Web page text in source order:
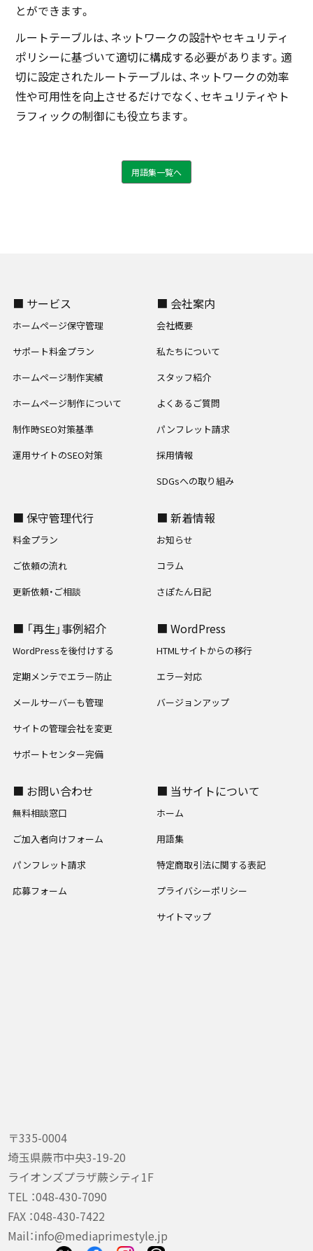
とができます。
ルートテーブルは、ネットワークの設計やセキュリティ
ポリシーに基づいて適切に構成する必要があります。適
切に設定されたルートテーブルは、ネットワークの効率
性や可用性を向上させるだけでなく、セキュリティやト
ラフィックの制御にも役立ちます。
用語集一覧へ
〒335-0004
埼玉県蕨市中央3-19-20
ライオンズプラザ蕨シティ1F
TEL ：048-430-7090
FAX ：048-430-7422
Mail：info@mediaprimestyle.jp
■ サービス
ホームページ保守管理
サポート料金プラン
ホームページ制作実績
ホームページ制作について
制作時SEO対策基準
運用サイトのSEO対策
■ 会社案内
会社概要
私たちについて
スタッフ紹介
よくあるご質問
パンフレット請求
採用情報
SDGsへの取り組み
■ 保守管理代行
料金プラン
ご依頼の流れ
更新依頼・ご相談
■ 新着情報
お知らせ
コラム
さぽたん日記
■ 「再生」事例紹介
WordPressを後付けする
定期メンテでエラー防止
メールサーバーも管理
サイトの管理会社を変更
サポートセンター完備
■ WordPress
HTMLサイトからの移行
エラー対応
バージョンアップ
■ お問い合わせ
無料相談窓口
ご加入者向けフォーム
パンフレット請求
応募フォーム
■ 当サイトについて
ホーム
用語集
特定商取引法に関する表記
プライバシーポリシー
サイトマップ